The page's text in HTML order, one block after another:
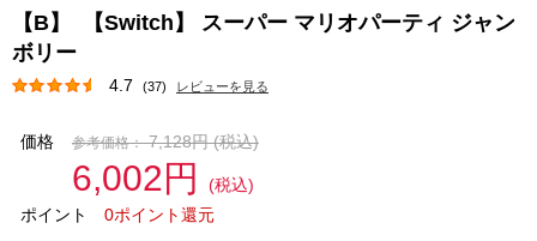
【B】 【Switch】 スーパー マリオパーティ ジャン
ボリー
4.7 (37) レビューを見る
価格 参考価格： 7,128円(税込)
6,002円
(税込)
ポイント
0ポイント還元